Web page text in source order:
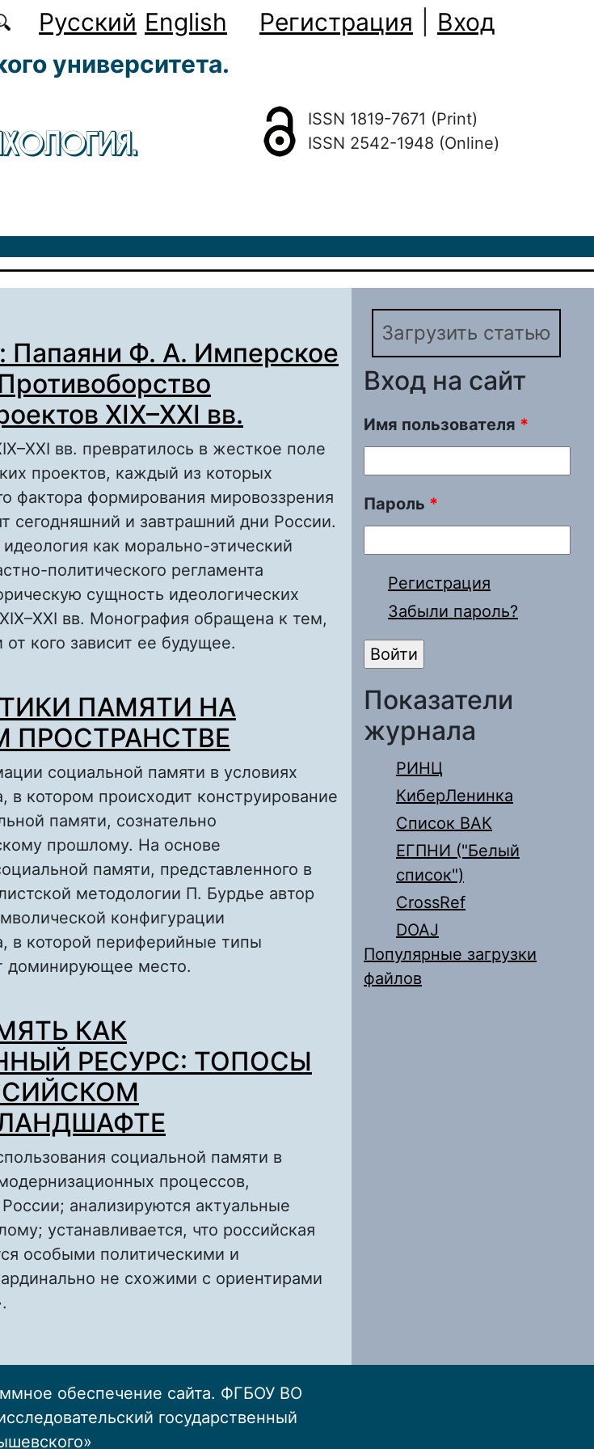
Русский English Регистрация
Вход
университета.
ISSN 1819-7671 (Print)
ISSN 2542-1948 (Online)
Папаяни Ф. А. Имперское
XIX–XXI вв.
вв. превратилось в жесткое поле
проектов, каждый из которых
фактора формирования мировоззрения
сегодняшний и завтрашний дни России.
как морально-этический
политического регламента
сущность идеологических
вв. Монография обращена к тем,
кого зависит ее будущее.
идеологических проектов XIX–XXI
ПАМЯТИ НА
социальной памяти в условиях
в котором происходит конструирование
памяти, сознательно
прошлому. На основе
памяти, представленного в
методологии П. Бурдье автор
конфигурации
в которой периферийные типы
доминирующее место.
КАК
РЕСУРС: ТОПОСЫ
социальной памяти в
процессов,
анализируются актуальные
устанавливается, что российская
особыми политическими и
не схожими с ориентирами
ПРОШЛОГО В РОССИЙСКОМ
Загрузить статью
Вход на сайт
Имя пользователя *
Пароль *
Регистрация
Забыли пароль?
Показатели
журнала
РИНЦ
КиберЛенинка
Список ВАК
ЕГПНИ ("Белый
список")
CrossRef
DOAJ
Популярные загрузки
файлов
обеспечение сайта. ФГБОУ ВО
государственный